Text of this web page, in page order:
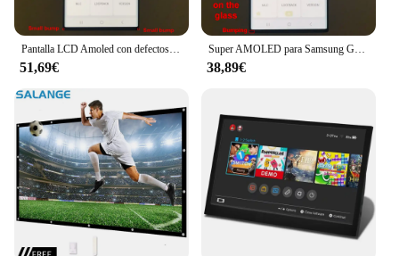
Pantalla LCD Amoled con defectos para móvil, montaje de digitalizador con pantalla táctil, prueba 100%, para Samsung Galaxy S22 Ultra 5G, S908U, S908, S908B
51,69€
Super AMOLED para Samsung Galaxy S22 Ultra 5G S908 S908U S908B S908E pantalla LCD Digitalizador de pantalla táctil reemplazar con defectos LCD
38,89€